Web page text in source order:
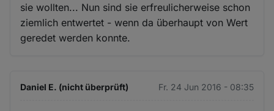
sie wollten... Nun sind sie erfreulicherweise schon
ziemlich entwertet - wenn da überhaupt von Wert
geredet werden konnte.
Daniel E. (nicht überprüft) Fr. 24 Jun 2016 - 08:35